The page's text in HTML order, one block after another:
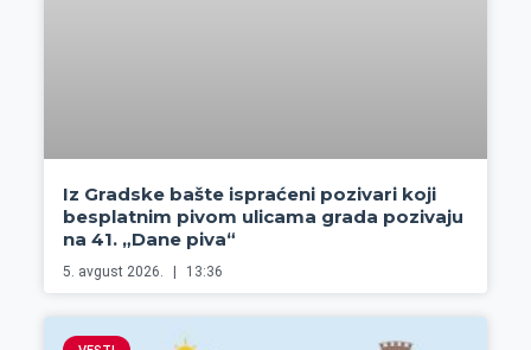
Iz Gradske bašte ispraćeni pozivari koji
besplatnim pivom ulicama grada pozivaju
na 41. „Dane piva“
5. avgust 2026. 13:36